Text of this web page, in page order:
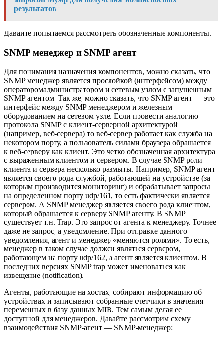
результатов
Давайте попытаемся рассмотреть обозначенные компоненты.
SNMP менеджер и SNMP агент
Для понимания назначения компонентов, можно сказать, что
SNMP менеджер является прослойкой (интерфейсом) между
операторомадминистратором и сетевым узлом с запущенным
SNMP агентом. Так же, можно сказать, что SNMP агент — это
интерфейс между SNMP менеджером и железным
оборудованием на сетевом узле. Если провести аналогию
протокола SNMP с клиент-серверной архитектурой
(например, веб-сервера) то веб-сервер работает как служба на
некотором порту, а пользователь силами браузера обращается
к веб-серверу как клиент. Это четко обозначенная архитектура
с выраженным клиентом и сервером. В случае SNMP роли
клиента и сервера несколько размыты. Например, SNMP агент
является своего рода службой, работающей на устройстве (за
которым производится мониторинг) и обрабатывает запросы
на определенном порту udp/161, то есть фактически является
сервером. А SNMP менеджер является своего рода клиентом,
который обращается к серверу SNMP агенту. В SNMP
существует т.н. Trap. Это запрос от агента к менеджеру. Точнее
даже не запрос, а уведомление. При отправке данного
уведомления, агент и менеджер «меняются ролями». То есть,
менеджер в таком случае должен являться сервером,
работающем на порту udp/162, а агент является клиентом. В
последних версиях SNMP trap может именоваться как
извещение (notification).
Агенты, работающие на хостах, собирают информацию об
устройствах и записывают собранные счетчики в значения
переменных в базу данных MIB. Тем самым делая ее
доступной для менеджеров. Давайте рассмотрим схему
взаимодействия SNMP-агент — SNMP-менеджер: